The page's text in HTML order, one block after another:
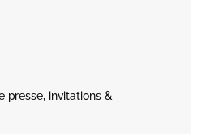
presse, invitations &